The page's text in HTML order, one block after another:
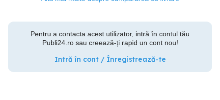
Pentru a contacta acest utilizator, intră în contul tău
Publi24.ro sau creează-ți rapid un cont nou!
Intră în cont / Înregistrează-te